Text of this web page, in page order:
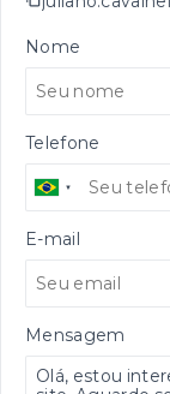
Nome
Telefone
E-mail
Mensagem